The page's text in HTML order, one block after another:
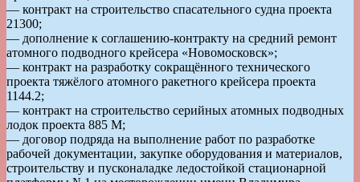
— контракт на строительство спасательного судна проекта
21300;
— дополнение к соглашению-контракту на средний ремонт
атомного подводного крейсера «Новомосковск»;
— контракт на разработку сокращённого технического
проекта тяжёлого атомного ракетного крейсера проекта
1144.2;
— контракт на строительство серийных атомных подводных
лодок проекта 885 М;
— договор подряда на выполнение работ по разработке
рабочей документации, закупке оборудования и материалов,
строительству и пусконаладке ледостойкой стационарной